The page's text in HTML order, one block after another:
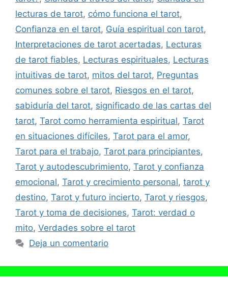
lecturas de tarot, cómo funciona el tarot,
Confianza en el tarot, Guía espiritual con tarot,
Interpretaciones de tarot acertadas, Lecturas
de tarot fiables, Lecturas espirituales, Lecturas
intuitivas de tarot, mitos del tarot, Preguntas
comunes sobre el tarot, Riesgos en el tarot,
sabiduría del tarot, significado de las cartas del
tarot, Tarot como herramienta espiritual, Tarot
en situaciones difíciles, Tarot para el amor,
Tarot para el trabajo, Tarot para principiantes,
Tarot y autodescubrimiento, Tarot y confianza
emocional, Tarot y crecimiento personal, tarot y
destino, Tarot y futuro incierto, Tarot y riesgos,
Tarot y toma de decisiones, Tarot: verdad o
mito, Verdades sobre el tarot
Deja un comentario